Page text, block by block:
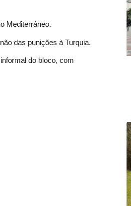
Mediterrâneo.
das punições à Turquia.
do bloco, com